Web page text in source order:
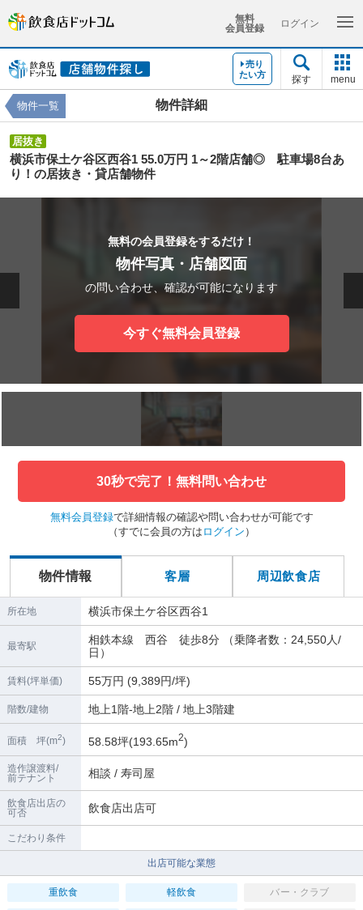
無料
会員登録
ログイン
売り
たい方
探す menu
物件詳細
物件一覧
居抜き
横浜市保土ケ谷区西谷1 55.0万円 1～2階店舗◎ 駐車場8台あ
り！の居抜き・貸店舗物件
無料の会員登録をするだけ！
物件写真・店舗図面
の問い合わせ、確認が可能になります
今すぐ無料会員登録
30秒で完了！無料問い合わせ
無料会員登録で詳細情報の確認や問い合わせが可能です
（すでに会員の方は ログイン ）
物件情報 客層 周辺飲食店
所在地 横浜市保土ケ谷区西谷1
最寄駅
相鉄本線 西谷 徒歩8分 （乗降者数：24,550人/
日）
賃料(坪単価) 55万円 (9,389円/坪)
階数/建物 地上1階-地上2階 / 地上3階建
面積 坪(m2) 58.58坪(193.65m2)
造作譲渡料/
前テナント
相談 / 寿司屋
飲食店出店の
可否
飲食店出店可
こだわり条件
出店可能な業態
重飲食 軽飲食 バー・クラブ